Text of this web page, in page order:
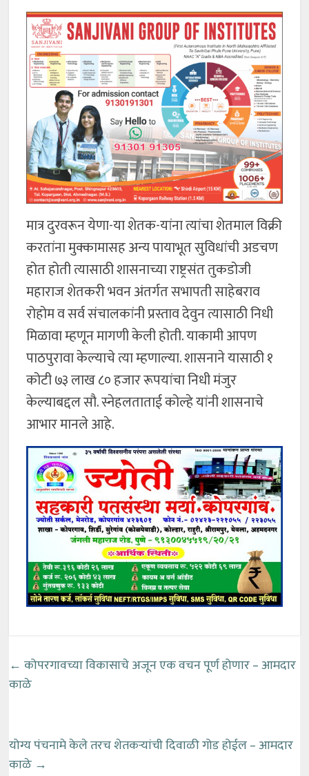
मात्र दुरवरून येणा-या शेतक-यांना त्यांचा शेतमाल विक्री
करतांना मुक्कामासह अन्य पायाभूत सुविधांची अडचण
होत होती त्यासाठी शासनाच्या राष्ट्रसंत तुकडोजी
महाराज शेतकरी भवन अंतर्गत सभापती साहेबराव
रोहोम व सर्व संचालकांनी प्रस्ताव देवुन त्यासाठी निधी
मिळावा म्हणून मागणी केली होती. याकामी आपण
पाठपुरावा केल्याचे त्या म्हणाल्या. शासनाने यासाठी १
कोटी ७३ लाख ८० हजार रूपयांचा निधी मंजुर
केल्याबद्दल सौ. स्नेहलताताई कोल्हे यांनी शासनाचे
आभार मानले आहे.
← कोपरगावच्या विकासाचे अजून एक वचन पूर्ण होणार – आमदार
काळे
योग्य पंचनामे केले तरच शेतकऱ्यांची दिवाळी गोड होईल – आमदार
काळे →